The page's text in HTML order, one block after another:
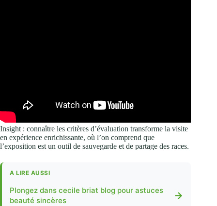
Insight : connaître les critères d’évaluation transforme la visite
en expérience enrichissante, où l’on comprend que
l’exposition est un outil de sauvegarde et de partage des races.
A LIRE AUSSI
Plongez dans cecile briat blog pour astuces
beauté sincères
→